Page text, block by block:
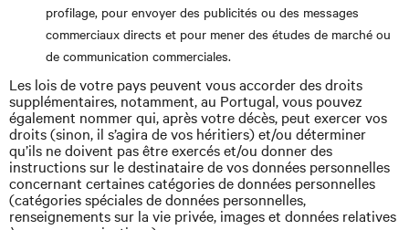
profilage, pour envoyer des publicités ou des messages
commerciaux directs et pour mener des études de marché ou
de communication commerciales.
Les lois de votre pays peuvent vous accorder des droits
supplémentaires, notamment, au Portugal, vous pouvez
également nommer qui, après votre décès, peut exercer vos
droits (sinon, il s’agira de vos héritiers) et/ou déterminer
qu’ils ne doivent pas être exercés et/ou donner des
instructions sur le destinataire de vos données personnelles
concernant certaines catégories de données personnelles
(catégories spéciales de données personnelles,
renseignements sur la vie privée, images et données relatives